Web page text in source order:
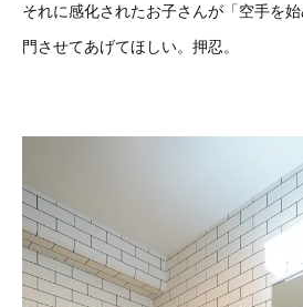
それに感化されたお子さんが「空手を
門させてあげてほしい。押忍。